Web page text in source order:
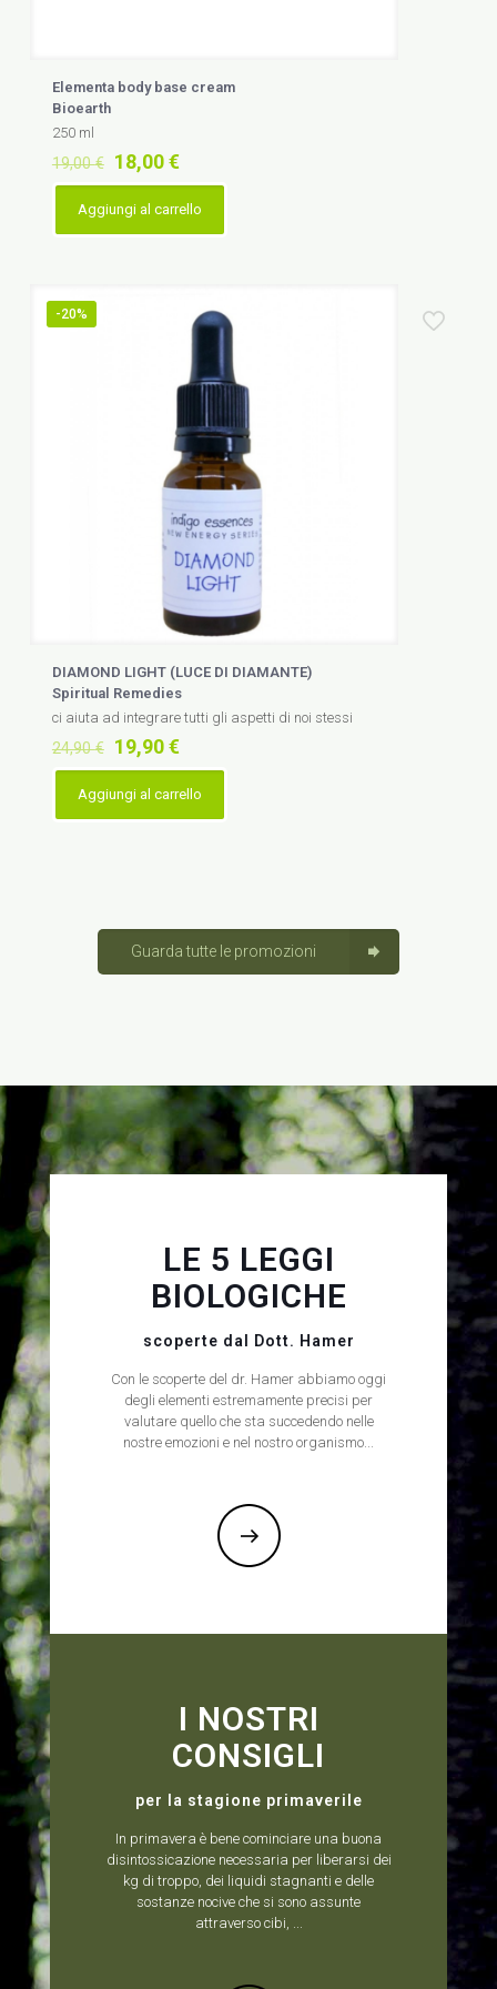
Elementa body base cream
Bioearth
250 ml
19,00€ Il
prezzo
originale
era:
18,00€Il
prezzo
attuale
Aggiungi al carrello
-20%
DIAMOND LIGHT (LUCE DI DIAMANTE)
Spiritual Remedies
ci aiuta ad integrare tutti gli aspetti di noi stessi
24,90€ Il
prezzo
originale
era:
19,90€Il
prezzo
attuale
Aggiungi al carrello
Guarda tutte le promozioni
LE 5 LEGGI
BIOLOGICHE
scoperte dal Dott. Hamer
Con le scoperte del dr. Hamer abbiamo oggi
degli elementi estremamente precisi per
valutare quello che sta succedendo nelle
nostre emozioni e nel nostro organismo...
I NOSTRI
CONSIGLI
per la stagione primaverile
In primavera è bene cominciare una buona
disintossicazione necessaria per liberarsi dei
kg di troppo, dei liquidi stagnanti e delle
sostanze nocive che si sono assunte
attraverso cibi, ...